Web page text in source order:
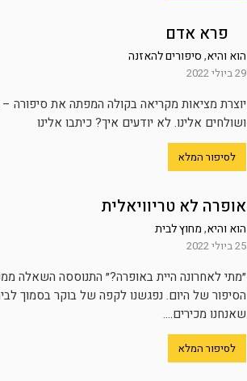
פרא אדם
הוא והיא,סיפורים להאזנה
29 ביולי 2022
יוצרת מציאות מקריאה בקולה המפתה את סיפורה
ושולחים אלינו. לא יודעים איך? כיתבו אלינו
לסיפור המלא
אופרה לא טריוויאלית
הוא והיא,מחוץ לבית
25 ביולי 2022
הסיפור של היום. נפגשנו לקפה של בוקר בסמוך
שאנחנו מכירים....
לסיפור המלא